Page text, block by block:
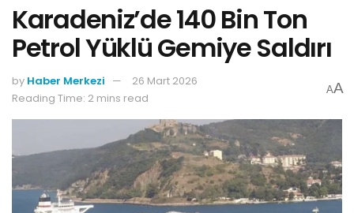
Karadeniz’de 140 Bin Ton
Petrol Yüklü Gemiye Saldırı
by Haber Merkezi
26 Mart 2026
Reading Time: 2 mins read
AA